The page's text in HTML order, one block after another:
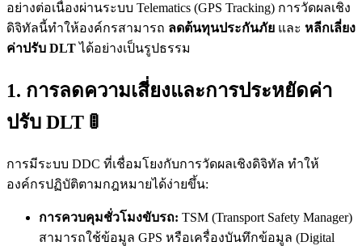
อย่างต่อเนื่องผ่านระบบ Telematics (GPS Tracking) การวัดผลเชิง
ดิจิทัลนี้ทำให้องค์กรสามารถ ลดต้นทุนประกันภัย และ หลีกเลี่ยง
ค่าปรับ DLTได้อย่างเป็นรูปธรรม
1. การลดความเสี่ยงและการประหยัดค่า
ปรับ DLT 🚦
การมีระบบ DDC ที่เชื่อมโยงกับการวัดผลเชิงดิจิทัล ทำให้
องค์กรปฏิบัติตามกฎหมายได้ง่ายขึ้น:
การควบคุมชั่วโมงขับรถ: TSM (Transport Safety Manager)
สามารถใช้ข้อมูล GPS หรือเครื่องบันทึกข้อมูล (Digital